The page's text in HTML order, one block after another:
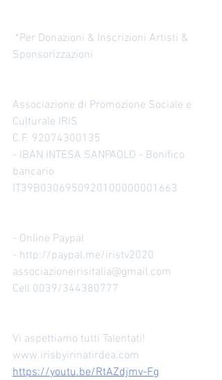
Sponsorizzazioni
Associazione di Promozione Sociale e
Culturale IRIS
C.F. 92074300135
- IBAN INTESA SANPAOLO - Bonifico
bancario
IT39B0306950920100000001663
- Online Paypal
- http://paypal.me/iristv2020
associazioneirisitalia@gmail.com
Cell 0039/344380777
Vi aspettiamo tutti Talentati!
www.irisbyirinatirdea.com
https://youtu.be/RtAZdjmv-Fg